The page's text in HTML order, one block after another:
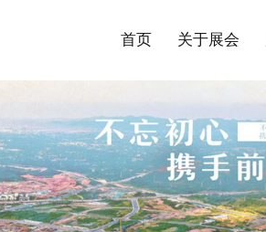
首页 关于展会